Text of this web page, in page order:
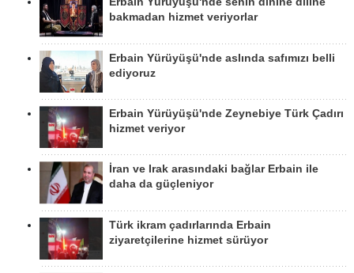
bakmadan hizmet veriyorlar
Erbain Yürüyüşü'nde aslında safımızı belli
ediyoruz
Erbain Yürüyüşü'nde Zeynebiye Türk Çadırı
hizmet veriyor
İran ve Irak arasındaki bağlar Erbain ile
daha da güçleniyor
Türk ikram çadırlarında Erbain
ziyaretçilerine hizmet sürüyor